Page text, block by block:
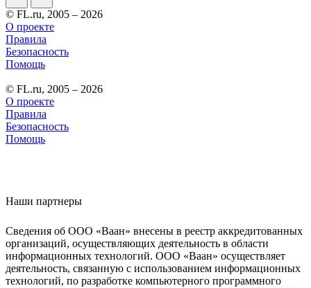
© FL.ru, 2005 – 2026
О проекте
Правила
Безопасность
Помощь
© FL.ru, 2005 – 2026
О проекте
Правила
Безопасность
Помощь
Наши партнеры
Сведения об ООО «Ваан» внесены в реестр аккредитованных
организаций, осуществляющих деятельность в области
информационных технологий. ООО «Ваан» осуществляет
деятельность, связанную с использованием информационных
технологий, по разработке компьютерного программного